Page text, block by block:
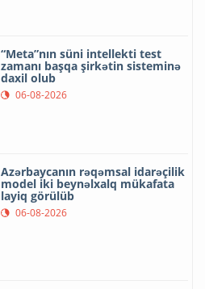
“Meta”nın süni intellekti test
zamanı başqa şirkətin sisteminə
daxil olub
06-08-2026
Azərbaycanın rəqəmsal idarəçilik
model iki beynəlxalq mükafata
layiq görülüb
06-08-2026